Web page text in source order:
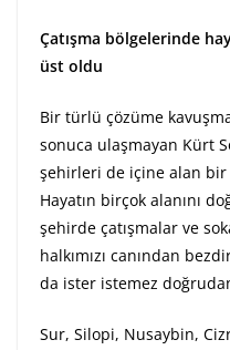
Çatışma bölgelerinde
üst oldu
Bir türlü çözüme
sonuca ulaşmayan Kürt
şehirleri de içine alan bir
Hayatın birçok alanını
şehirde çatışmalar ve
halkımızı canından
da ister istemez
Sur, Silopi, Nusaybin,